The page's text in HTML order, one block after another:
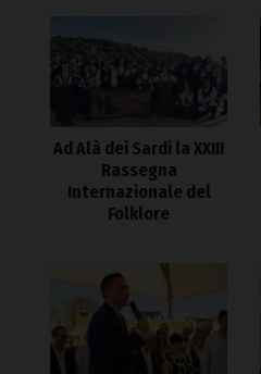
Ad Alà dei Sardi la XXIII
Rassegna
Internazionale del
Folklore